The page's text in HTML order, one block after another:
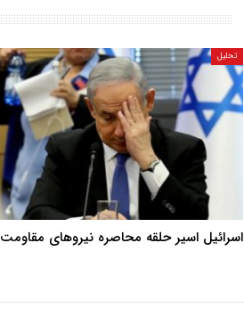
تحلیل
اسرائیل اسیر حلقه محاصره نیروهای مقاومت